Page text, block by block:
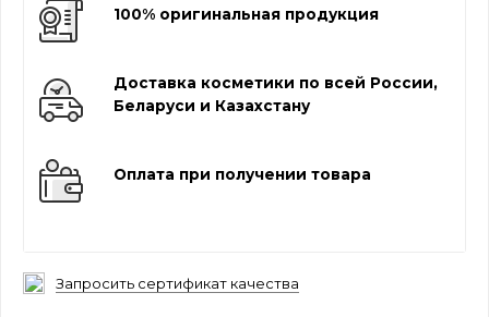
100% оригинальная продукция
Доставка косметики по всей России,
Беларуси и Казахстану
Оплата при получении товара
Запросить сертификат качества